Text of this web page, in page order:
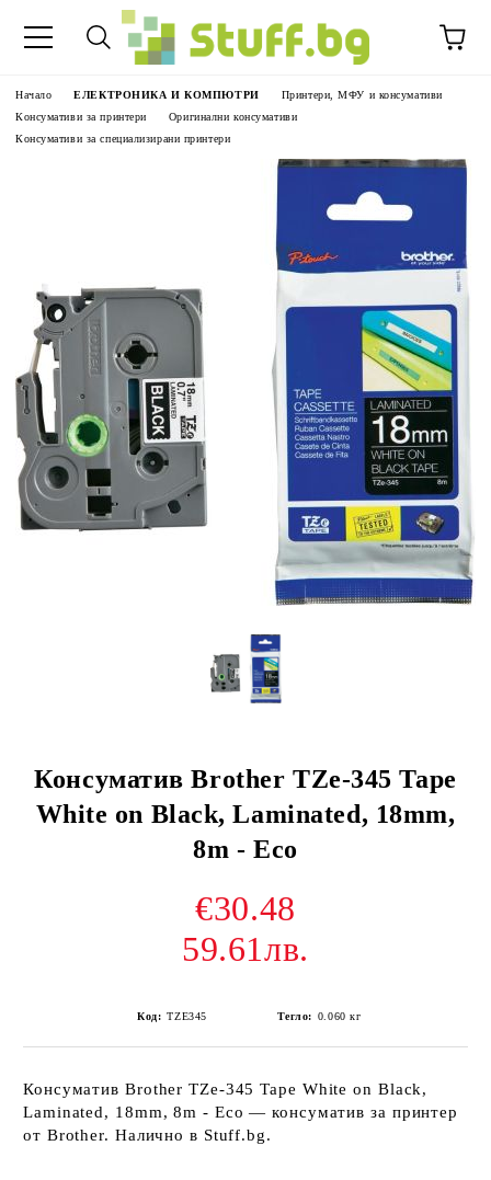
Начало ЕЛЕКТРОНИКА И КОМПЮТРИ
Принтери, МФУ и консумативи
Консумативи за принтери
Оригинални консумативи
Консумативи за специализирани принтери
Консуматив Brother TZe-345 Tape
White on Black, Laminated, 18mm,
8m - Eco
€30.48
59.61лв.
Код: TZE345 Тегло: 0.060 кг
Консуматив Brother TZe-345 Tape White on Black,
Laminated, 18mm, 8m - Eco — консуматив за принтер
от Brother. Налично в Stuff.bg.